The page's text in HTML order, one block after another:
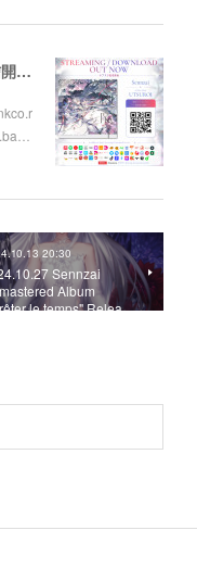
『UTSUROI』DL販売・サブスク配信開始！
20:30
Sennzai
Album
le temps" Relea…